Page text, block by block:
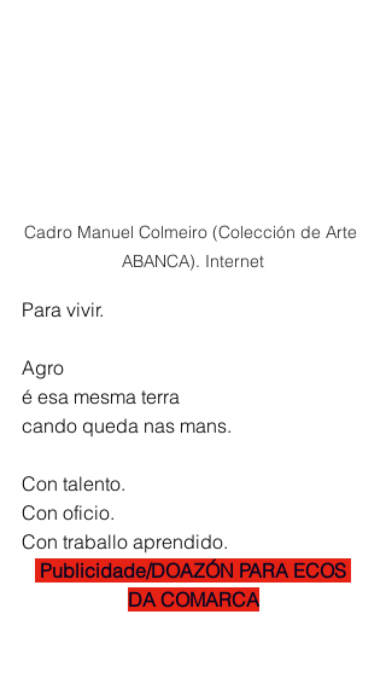
Cadro Manuel Colmeiro (Colección de Arte
ABANCA). Internet
Para vivir.
Agro
é esa mesma terra
cando queda nas mans.
Con talento.
Con oficio.
Con traballo aprendido.
Publicidade/DOAZÓN PARA ECOS
DA COMARCA